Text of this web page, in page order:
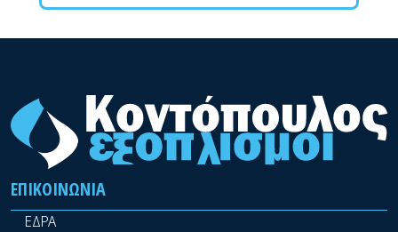
ΕΠΙΚΟΙΝΩΝΊΑ
ΕΔΡΑ